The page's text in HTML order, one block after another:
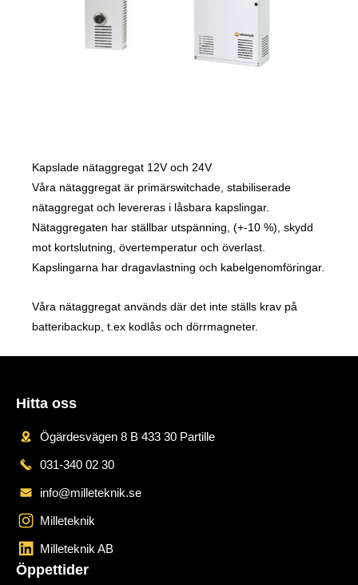
Kapslade nätaggregat 12V och 24V
Våra nätaggregat är primärswitchade, stabiliserade
nätaggregat och levereras i låsbara kapslingar.
Nätaggregaten har ställbar utspänning, (+-10 %), skydd
mot kortslutning, övertemperatur och överlast.
Kapslingarna har dragavlastning och kabelgenomföringar.
Våra nätaggregat används där det inte ställs krav på
batteribackup, t.ex kodlås och dörrmagneter.
Hitta oss
Ögärdesvägen 8 B 433 30 Partille
031-340 02 30
info@milleteknik.se
Milleteknik
Milleteknik AB
Öppettider